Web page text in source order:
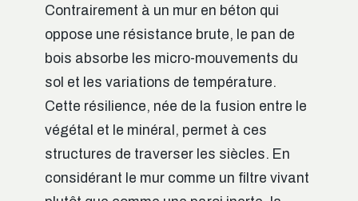
Contrairement à un mur en béton qui
oppose une résistance brute, le pan de
bois absorbe les micro-mouvements du
sol et les variations de température.
Cette résilience, née de la fusion entre le
végétal et le minéral, permet à ces
structures de traverser les siècles. En
considérant le mur comme un filtre vivant